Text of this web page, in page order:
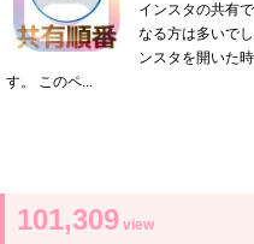
インスタの共有
なる方は多いで
ンスタを開いた
す。 このペ...
101,309 view